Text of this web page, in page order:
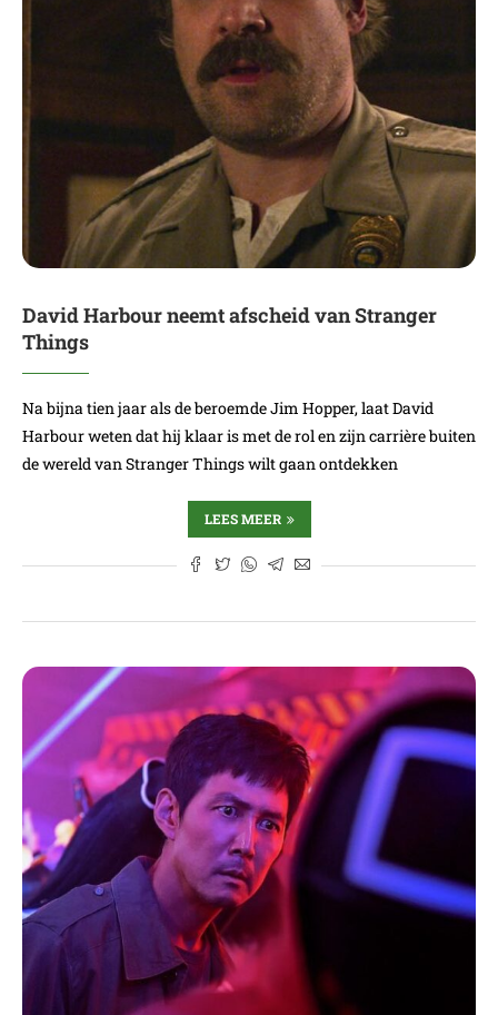
David Harbour neemt afscheid van Stranger
Things
Na bijna tien jaar als de beroemde Jim Hopper, laat David
Harbour weten dat hij klaar is met de rol en zijn carrière buiten
de wereld van Stranger Things wilt gaan ontdekken
LEES MEER